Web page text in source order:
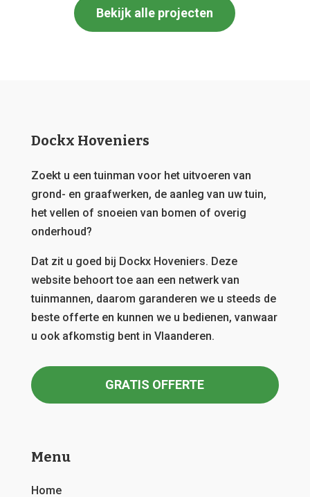
Bekijk alle projecten
Dockx Hoveniers
Zoekt u een tuinman voor het uitvoeren van
grond- en graafwerken, de aanleg van uw tuin,
het vellen of snoeien van bomen of overig
onderhoud?
Dat zit u goed bij Dockx Hoveniers. Deze
website behoort toe aan een netwerk van
tuinmannen, daarom garanderen we u steeds de
beste offerte en kunnen we u bedienen, vanwaar
u ook afkomstig bent in Vlaanderen.
GRATIS OFFERTE
Menu
Home